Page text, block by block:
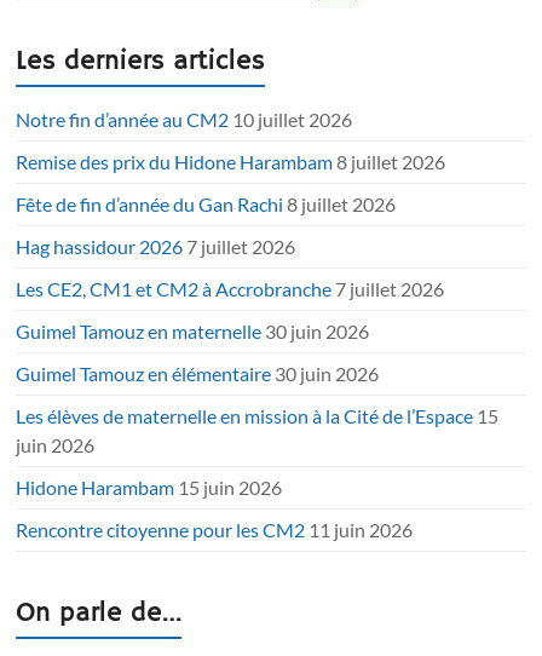
Les derniers articles
Notre fin d’année au CM2 10 juillet 2026
Remise des prix du Hidone Harambam8 juillet 2026
Fête de fin d’année du Gan Rachi 8 juillet 2026
Hag hassidour 2026 7 juillet 2026
Les CE2, CM1 et CM2 à Accrobranche 7 juillet 2026
Guimel Tamouz en maternelle 30 juin 2026
Guimel Tamouz en élémentaire 30 juin 2026
Les élèves de maternelle en mission à la Cité de l’Espace 15
juin 2026
Hidone Harambam 15 juin 2026
Rencontre citoyenne pour les CM2 11 juin 2026
On parle de…